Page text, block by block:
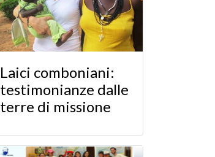
Laici comboniani:
testimonianze dalle
terre di missione